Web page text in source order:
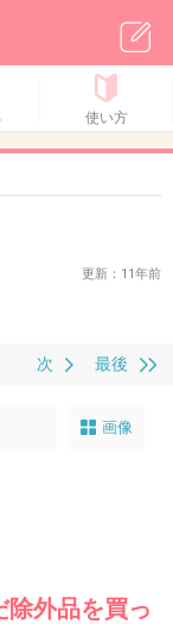
使い方
更新：11年前
最後
次
画像
外品を買っ